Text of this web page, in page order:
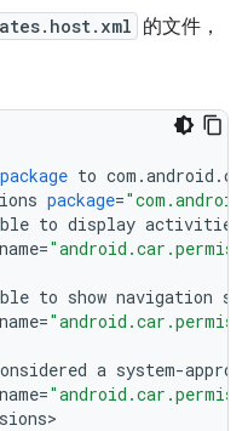
的文件，
package to com .android .
package=
to display activities
name=
to show navigation
name=
a system-
name=
>